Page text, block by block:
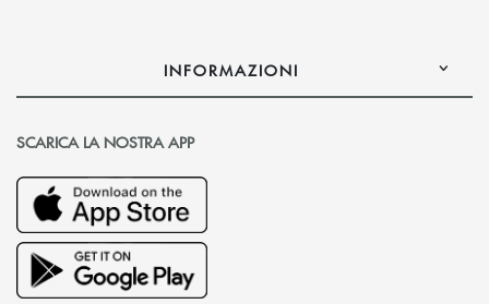
INFORMAZIONI
SCARICA LA NOSTRA APP